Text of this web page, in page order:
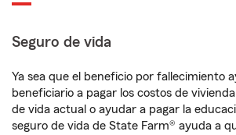
Seguro de vida
Ya sea que el beneficio por fallecimiento
beneficiario a pagar los costos de
de vida actual o ayudar a pagar la
seguro de vida de State Farm® ayuda a